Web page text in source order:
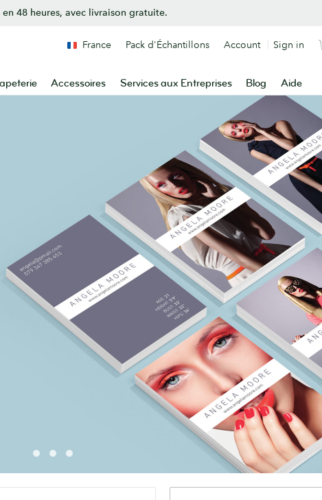
48 heures, avec livraison gratuite.
Accessoires Services aux Entreprises Blog Aide
France Pack d'Échantillons Account Sign in